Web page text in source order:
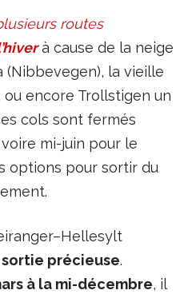
routes
à cause de la neige
(Nibbevegen), la vieille
encore Trollstigen un
cols sont fermés
voire mi-juin pour le
options pour sortir du
précieuse.
à la mi-décembre, il